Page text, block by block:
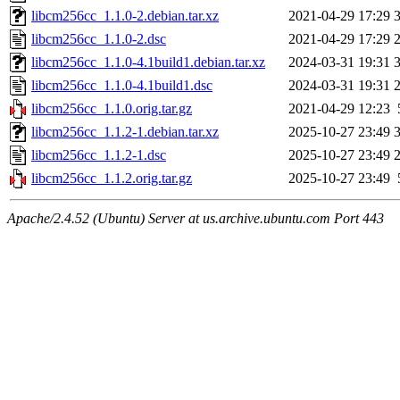
libcm256cc_1.1.0-2.debian.tar.xz
2021-04-29 17:29
libcm256cc_1.1.0-2.dsc
2021-04-29 17:29
libcm256cc_1.1.0-4.1build1.debian.tar.xz
2024-03-31 19:31
libcm256cc_1.1.0-4.1build1.dsc
2024-03-31 19:31
libcm256cc_1.1.0.orig.tar.gz
2021-04-29 12:23
libcm256cc_1.1.2-1.debian.tar.xz
2025-10-27 23:49
libcm256cc_1.1.2-1.dsc
2025-10-27 23:49
libcm256cc_1.1.2.orig.tar.gz
2025-10-27 23:49
Apache/2.4.52 (Ubuntu) Server at us.archive.ubuntu.com Port 443